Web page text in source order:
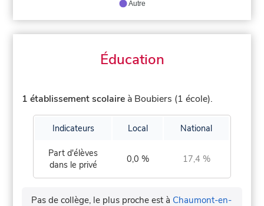
Autre
Éducation
1 établissement scolaire à Boubiers (1 école).
Indicateurs Local National
Part d'élèves
dans le privé
0,0 % 17,4 %
Pas de collège, le plus proche est à Chaumont-en-